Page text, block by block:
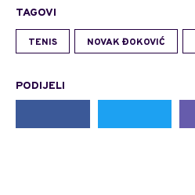
TAGOVI
TENIS NOVAK ĐOKOVIĆ
PODIJELI